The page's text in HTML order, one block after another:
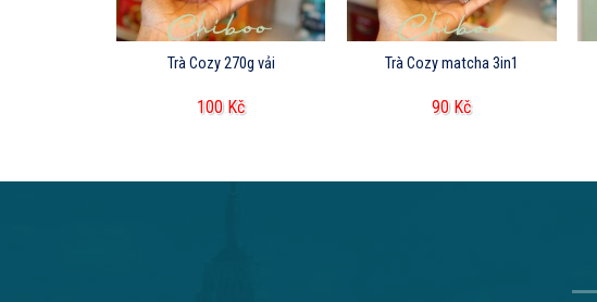
Trà Cozy 270g vải
100 Kč
Trà Cozy matcha 3in1
90 Kč